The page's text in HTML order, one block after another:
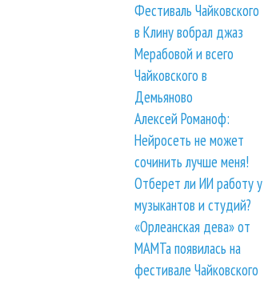
Фестиваль Чайковского
в Клину вобрал джаз
Мерабовой и всего
Чайковского в
Демьяново
Алексей Романоф:
Нейросеть не может
сочинить лучше меня!
Отберет ли ИИ работу у
музыкантов и студий?
«Орлеанская дева» от
МАМТа появилась на
фестивале Чайковского